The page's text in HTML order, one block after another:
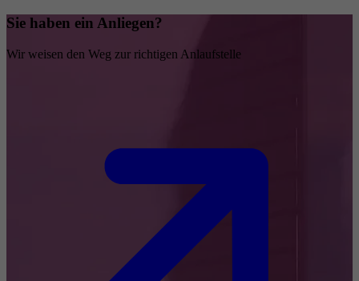
Sie haben ein Anliegen?
Wir weisen den Weg zur richtigen Anlaufstelle